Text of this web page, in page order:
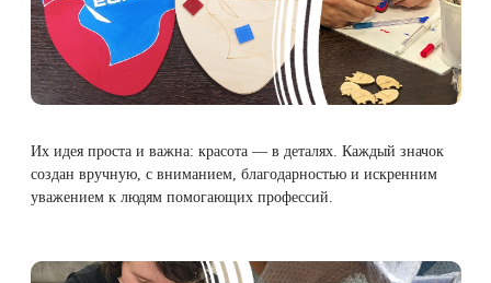
Их идея проста и важна: красота — в деталях. Каждый значок
создан вручную, с вниманием, благодарностью и искренним
уважением к людям помогающих профессий.
Лазерная подтяжка кожи живота
Лазерная подтяжка кожи на бедрах и коленях
Лазерное омоложение груди